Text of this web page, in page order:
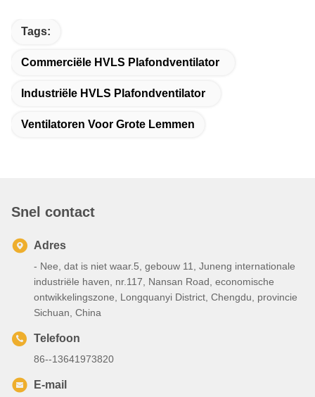
Tags:
Commerciële HVLS Plafondventilator
Industriële HVLS Plafondventilator
Ventilatoren Voor Grote Lemmen
Snel contact
Adres
- Nee, dat is niet waar.5, gebouw 11, Juneng internationale
industriële haven, nr.117, Nansan Road, economische
ontwikkelingszone, Longquanyi District, Chengdu, provincie
Sichuan, China
Telefoon
86--13641973820
E-mail